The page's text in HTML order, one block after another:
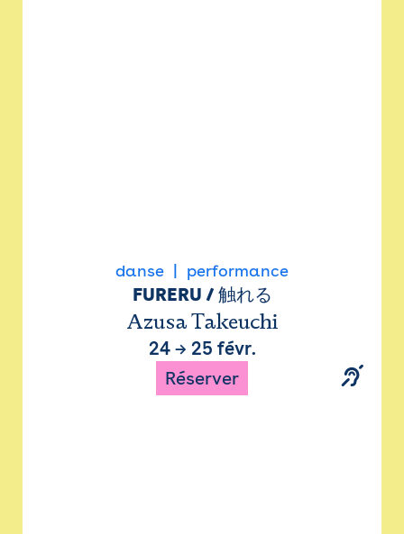
danse performance
FURERU / 触れる
Azusa Takeuchi
24→ 25 févr.
Réserver